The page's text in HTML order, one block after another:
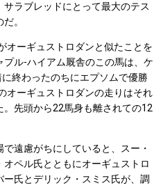
ラブレッドにとって最大のテス
。
ーギュストロダンと似たことを
ル-ハイアム厩舎のこの馬は、ケ
終わったのちにエプソムで優勝
オーギュストロダンの走りはそれ
先頭から22馬身も離されての12
遠慮がちにしていると、スー・
ペル氏とともにオーギュストロ
氏とデリック・スミス氏が、調